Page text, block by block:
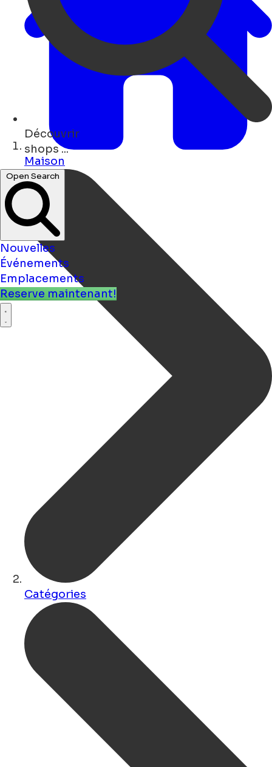
Découvrir
museums ...
Open Search
Nouvelles
Événements
Emplacements
Reserve maintenant!
Maison
Catégories